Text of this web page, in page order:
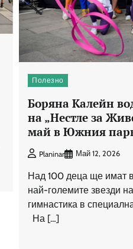
Полезно
Боряна Калейн
на „Нестле за
май в Южния
Planinar Май 12, 2026
Над 100 деца ще имат
най-големите звезди
гимнастика в
На […]